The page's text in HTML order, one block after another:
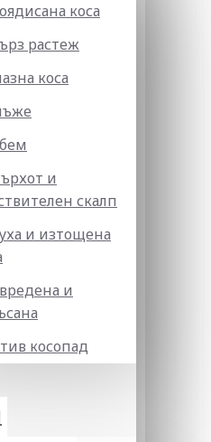
коса
растеж
коса
и
скалп
и изтощена
и
косопад